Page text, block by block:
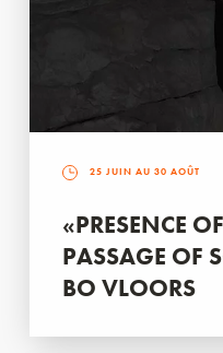
25 JUIN AU 30 AOÛT
«PRESENCE
PASSAGE OF
BO VLOORS